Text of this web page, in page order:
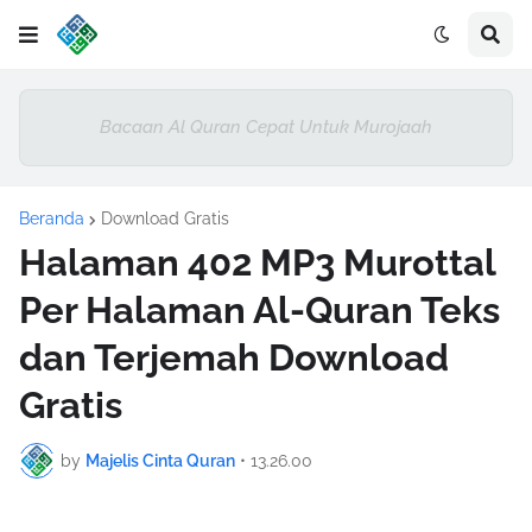
Bacaan Al Quran Cepat Untuk Murojaah
Beranda Download Gratis
Halaman 402 MP3 Murottal
Per Halaman Al-Quran Teks
dan Terjemah Download
Gratis
by Majelis Cinta Quran • 13.26.00